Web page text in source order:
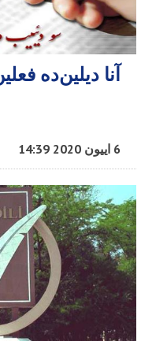
آنا دیلین‌ده
6 اییون 2020 14:39